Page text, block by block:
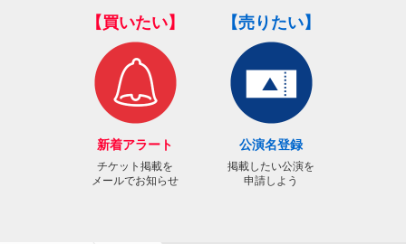
【買いたい】
新着アラート
チケット掲載を
メールでお知らせ
【売りたい】
公演名登録
掲載したい公演を
申請しよう